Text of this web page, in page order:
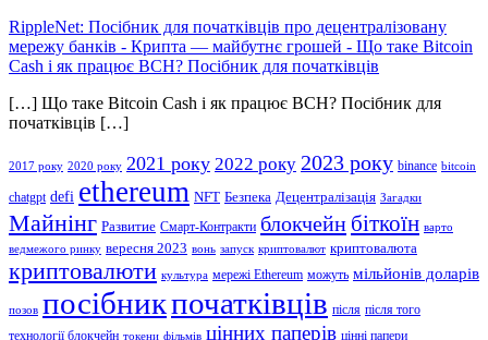
RippleNet: Посібник для початківців про децентралізовану
мережу банків - Крипта — майбутнє грошей - Що таке Bitcoin
Cash і як працює BCH? Посібник для початківців
[…] Що таке Bitcoin Cash і як працює BCH? Посібник для
початківців […]
2017 року 2020 року 2021 року 2022 року 2023 року binance bitcoin
chatgpt defi ethereum NFT Безпека Децентралізація Загадки
Майнінг Развитие Смарт-Контракти блокчейн біткоїн варто
ведмежого ринку вересня 2023 вонь запуск криптовалют криптовалюта
криптовалюти культура мережі Ethereum можуть мільйонів доларів
позов посібникпочатківців після після того
технології блокчейн токени фільмів цінних паперів цінні папери